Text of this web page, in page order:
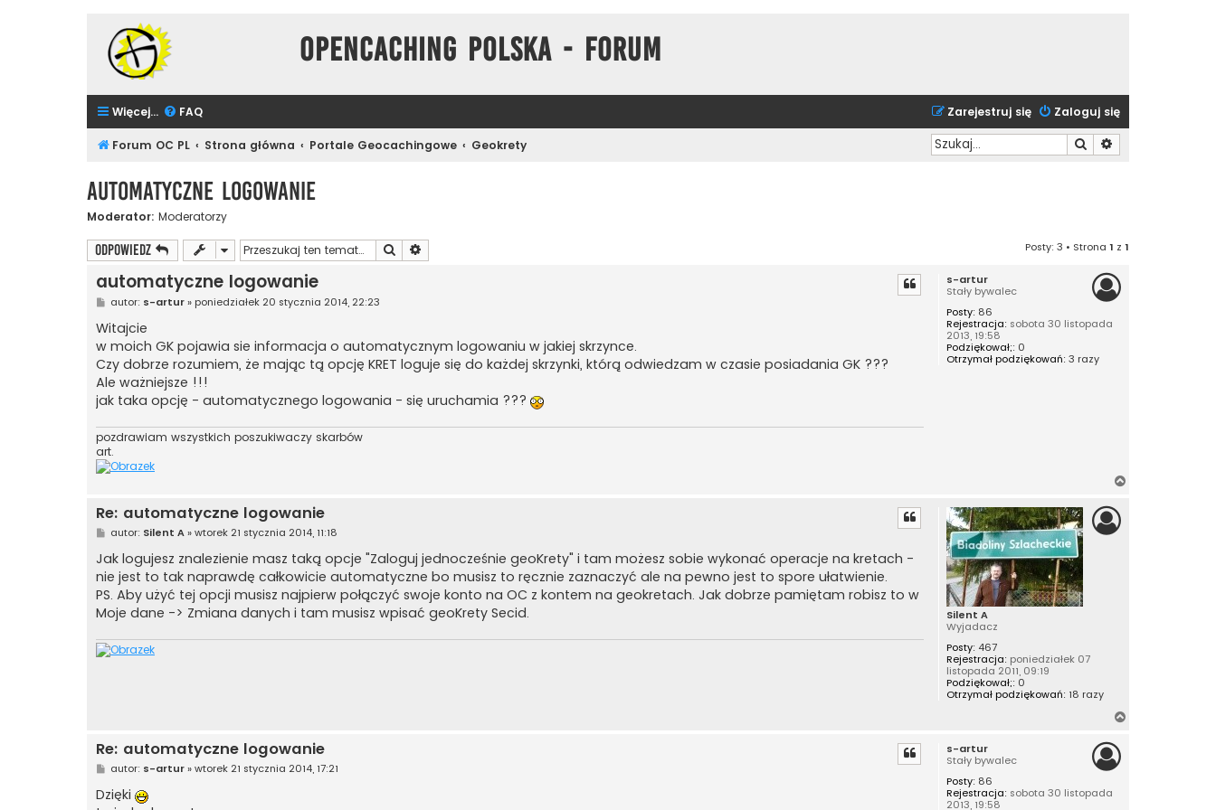
Opencaching Polska - Forum
Więcej… FAQ Zaloguj się
Zarejestruj się
Forum OC PL Strona główna Portale Geocachingowe Geokrety Szukaj
automatyczne logowanie
Moderator: Moderatorzy
ODPOWIEDZ Szukaj Posty: 3 • Strona 1 z 1
s-artur
Stały bywalec
Posty: 86
Rejestracja: sobota 30 listopada
2013, 19:58
Podziękował;: 0
Otrzymał podziękowań: 3 razy
automatyczne logowanie
P
s
t
autor: s-artur» poniedziałek 20 stycznia 2014, 22:23
Witajcie
w moich GK pojawia sie informacja o automatycznym logowaniu w jakiej skrzynce.
Czy dobrze rozumiem, że mając tą opcję KRET loguje się do każdej skrzynki, którą odwiedzam w czasie posiadania GK ???
Ale ważniejsze !!!
jak taka opcję - automatycznego logowania - się uruchamia ???
pozdrawiam wszystkich poszukiwaczy skarbów
art.
Silent A
Wyjadacz
Posty: 467
Rejestracja: poniedziałek 07
listopada 2011, 09:19
Podziękował;: 0
Otrzymał podziękowań: 18 razy
Re: automatyczne logowanie
P
s
t
autor: Silent A»wtorek 21 stycznia 2014, 11:18
Jak logujesz znalezienie masz taką opcje "Zaloguj jednocześnie geoKrety" i tam możesz sobie wykonać operacje na kretach -
nie jest to tak naprawdę całkowicie automatyczne bo musisz to ręcznie zaznaczyć ale na pewno jest to spore ułatwienie.
PS. Aby użyć tej opcji musisz najpierw połączyć swoje konto na OC z kontem na geokretach. Jak dobrze pamiętam robisz to w
Moje dane -> Zmiana danych i tam musisz wpisać geoKrety Secid.
s-artur
Stały bywalec
Posty: 86
Rejestracja: sobota 30 listopada
2013, 19:58
Re: automatyczne logowanie
P
s
t
autor: s-artur»wtorek 21 stycznia 2014, 17:21
Dzięki